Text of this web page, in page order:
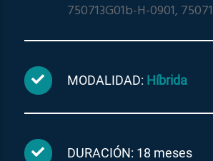
750713G01b-H-0901,
MODALIDAD: Híbrida
DURACIÓN: 18 meses